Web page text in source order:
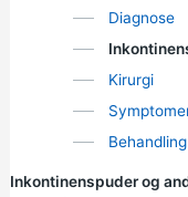
Diagnose
Kirurgi
Behandling
Inkontinenspuder og